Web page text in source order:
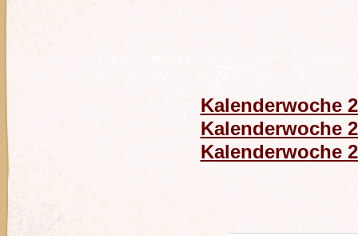
Kalenderwoche
Kalenderwoche
Kalenderwoche